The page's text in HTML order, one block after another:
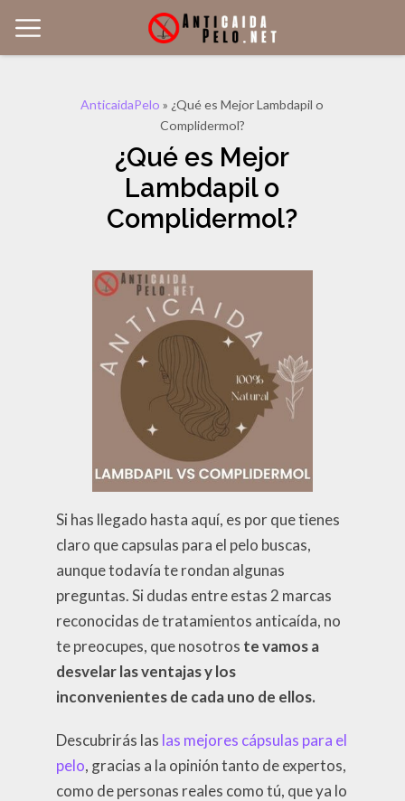
AnticaidaPelo » ¿Qué es Mejor Lambdapil o
Complidermol?
¿Qué es Mejor
Lambdapil o
Complidermol?
Si has llegado hasta aquí, es por que tienes
claro que capsulas para el pelo buscas,
aunque todavía te rondan algunas
preguntas. Si dudas entre estas 2 marcas
reconocidas de tratamientos anticaída, no
te preocupes, que nosotros te vamos a
desvelar las ventajas y los
inconvenientes de cada uno de ellos.
Descubrirás las las mejores cápsulas para el
pelo, gracias a la opinión tanto de expertos,
como de personas reales como tú, que ya lo